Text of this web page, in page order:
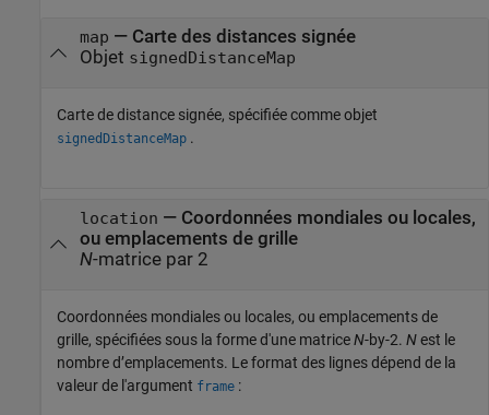
map — Carte des distances signée
Objet signedDistanceMap
Carte de distance signée, spécifiée comme objet
signedDistanceMap .
location — Coordonnées mondiales ou locales,
ou emplacements de grille
N-matrice par 2
Coordonnées mondiales ou locales, ou emplacements de
grille, spécifiées sous la forme d'une matriceN-by-2. Nest le
nombre d’emplacements. Le format des lignes dépend de la
valeur de l'argument frame :